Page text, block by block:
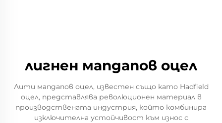
лигнен мanganов оцел
Лити мanganов оцел, известен също като Hadfield
оцел, представлява революционен материал в
производствената индустрия, който комбинира
изключителна устойчивост към износ с